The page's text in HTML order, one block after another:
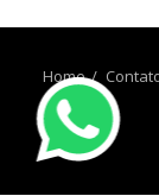
Home